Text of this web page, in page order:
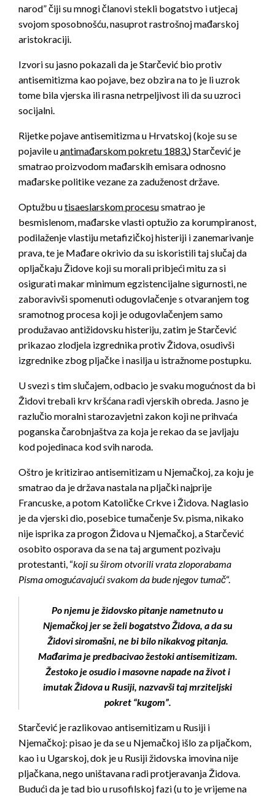
narod” čiji su mnogi članovi stekli bogatstvo i utjecaj
svojom sposobnošću, nasuprot rastrošnoj mađarskoj
aristokraciji.
Izvori su jasno pokazali da je Starčević bio protiv
antisemitizma kao pojave, bez obzira na to je li uzrok
tome bila vjerska ili rasna netrpeljivost ili da su uzroci
socijalni.
Rijetke pojave antisemitizma u Hrvatskoj (koje su se
pojavile uantimađarskom pokretu 1883.) Starčević je
smatrao proizvodom mađarskih emisara odnosno
mađarske politike vezane za zaduženost države.
Optužbu utisaeslarskom procesusmatrao je
besmislenom, mađarske vlasti optužio za korumpiranost,
podilaženje vlastiju metafizičkoj histeriji i zanemarivanje
prava, te je Mađare okrivio da su iskoristili taj slučaj da
opljačkaju Židove koji su morali pribjeći mitu za si
osigurati makar minimum egzistencijalne sigurnosti, ne
zaboravivši spomenuti odugovlačenje s otvaranjem tog
sramotnog procesa koji je odugovlačenjem samo
produžavao antižidovsku histeriju, zatim je Starčević
prikazao zlodjela izgrednika protiv Židova, osudivši
izgrednike zbog pljačke i nasilja u istražnome postupku.
U svezi s tim slučajem, odbacio je svaku mogućnost da bi
Židovi trebali krv kršćana radi vjerskih obreda. Jasno je
razlučio moralni starozavjetni zakon koji ne prihvaća
poganska čarobnjaštva za koja je rekao da se javljaju
kod pojedinaca kod svih naroda.
Oštro je kritizirao antisemitizam u Njemačkoj, za koju je
smatrao da je država nastala na pljački najprije
Francuske, a potom Katoličke Crkve i Židova. Naglasio
je da vjerski dio, posebice tumačenje Sv. pisma, nikako
nije isprika za progon Židova u Njemačkoj, a Starčević
osobito osporava da se na taj argument pozivaju
protestanti, “koji su širom otvorili vrata zloporabama
Pisma omogućavajući svakom da bude njegov tumač“.
Po njemu je židovsko pitanje nametnuto u
Njemačkoj jer se želi bogatstvo Židova, a da su
Židovi siromašni, ne bi bilo nikakvog pitanja.
Mađarima je predbacivao žestoki antisemitizam.
Žestoko je osudio i masovne napade na život i
imutak Židova u Rusiji, nazvavši taj mrziteljski
pokret “kugom”.
Starčević je razlikovao antisemitizam u Rusiji i
Njemačkoj: pisao je da se u Njemačkoj išlo za pljačkom,
kao i u Ugarskoj, dok je u Rusiji židovska imovina nije
pljačkana, nego uništavana radi protjeravanja Židova.
Budući da je tad bio u rusofilskoj fazi (u to je vrijeme na